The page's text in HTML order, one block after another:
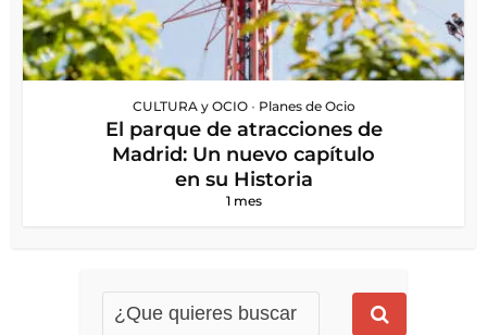
CULTURA y OCIO • Planes de Ocio
El parque de atracciones de
Madrid: Un nuevo capítulo
en su Historia
1 mes